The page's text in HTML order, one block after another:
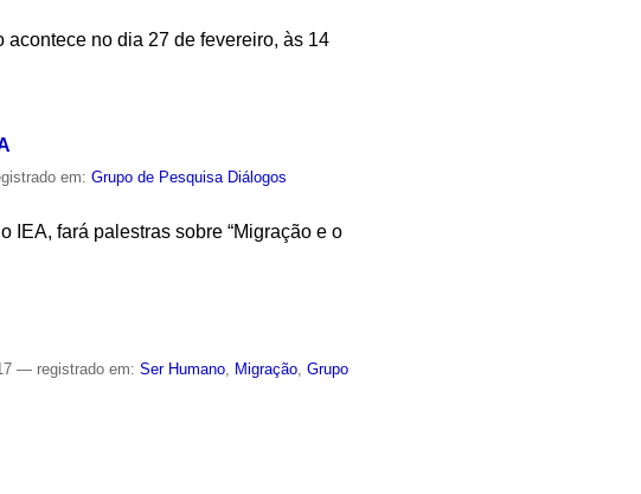
no dia 27 de fevereiro, às 14
em:Grupo de Pesquisa Diálogos
IEA, fará palestras sobre “Migração e o
— registrado em:Ser Humano Migração ,Grupo